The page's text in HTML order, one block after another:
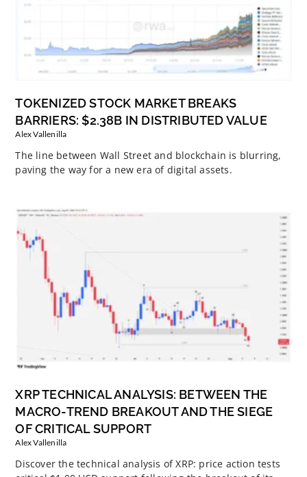
TOKENIZED STOCK MARKET BREAKS
BARRIERS: $2.38B IN DISTRIBUTED VALUE
Alex Vallenilla
The line between Wall Street and blockchain is blurring,
paving the way for a new era of digital assets.
XRP TECHNICAL ANALYSIS: BETWEEN THE
MACRO-TREND BREAKOUT AND THE SIEGE
OF CRITICAL SUPPORT
Alex Vallenilla
Discover the technical analysis of XRP: price action tests